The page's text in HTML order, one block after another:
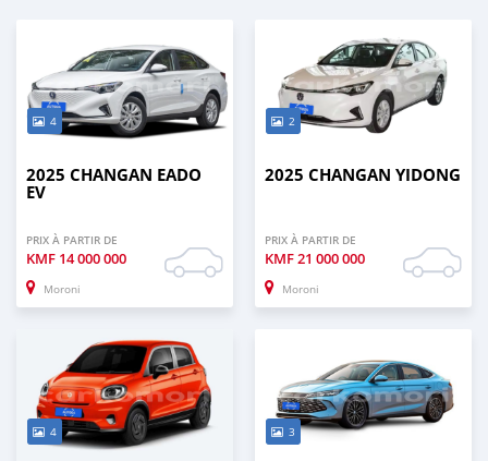
4
2025 CHANGAN EADO
EV
PRIX À PARTIR DE
KMF 14 000 000
Moroni
2
2025 CHANGAN YIDONG
PRIX À PARTIR DE
KMF21 000 000
Moroni
4 3